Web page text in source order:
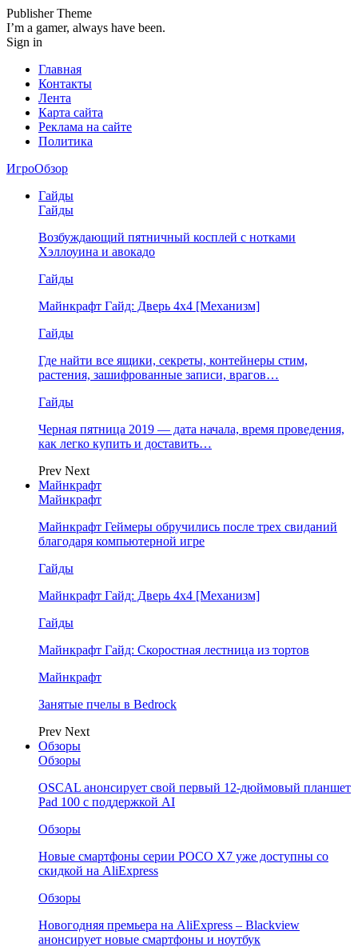
Publisher Theme
I’m a gamer, always have been.
Sign in
Главная
Контакты
Лента
Карта сайта
Реклама на сайте
Политика
ИгроОбзор
Гайды
Гайды
Возбуждающий пятничный косплей с нотками
Хэллоуина и авокадо
Гайды
Майнкрафт Гайд: Дверь 4х4 [Механизм]
Гайды
Где найти все ящики, секреты, контейнеры стим,
растения, зашифрованные записи, врагов…
Гайды
Черная пятница 2019 — дата начала, время проведения,
как легко купить и доставить…
Prev Next
Майнкрафт
Майнкрафт
Майнкрафт Геймеры обручились после трех свиданий
благодаря компьютерной игре
Гайды
Майнкрафт Гайд: Дверь 4х4 [Механизм]
Гайды
Майнкрафт Гайд: Скоростная лестница из тортов
Майнкрафт
Занятые пчелы в Bedrock
Prev Next
Обзоры
Обзоры
OSCAL анонсирует свой первый 12-дюймовый планшет
Pad 100 с поддержкой AI
Обзоры
Новые смартфоны серии POCO X7 уже доступны со
скидкой на AliExpress
Обзоры
Новогодняя премьера на AliExpress – Blackview
анонсирует новые смартфоны и ноутбук